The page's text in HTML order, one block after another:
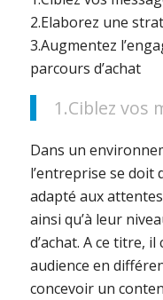
2.Elaborez une
3.Augmentez
parcours d’achat
1.Ciblez vos
Dans un
l’entreprise se doit
adapté aux
ainsi qu’à leur
d’achat. A ce titre,
audience en
concevoir un